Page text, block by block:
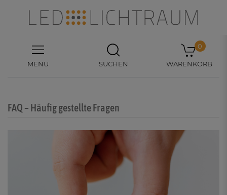
MENU SUCHEN
0
WARENKORB
FAQ – Häufig gestellte Fragen